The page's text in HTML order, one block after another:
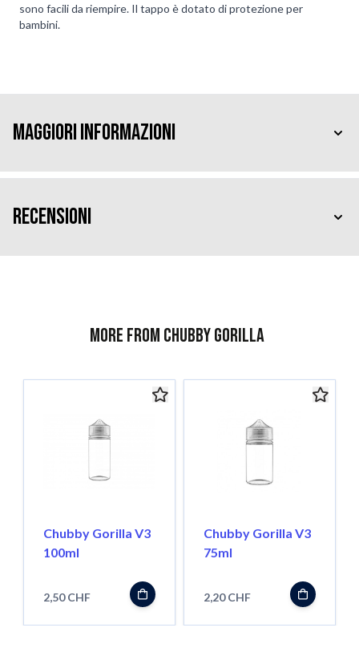
sono facili da riempire. Il tappo è dotato di protezione per
bambini.
Maggiori Informazioni
Recensioni
More from Chubby Gorilla
Chubby Gorilla V3
100ml
2,50 CHF
Chubby Gorilla V3
75ml
2,20 CHF